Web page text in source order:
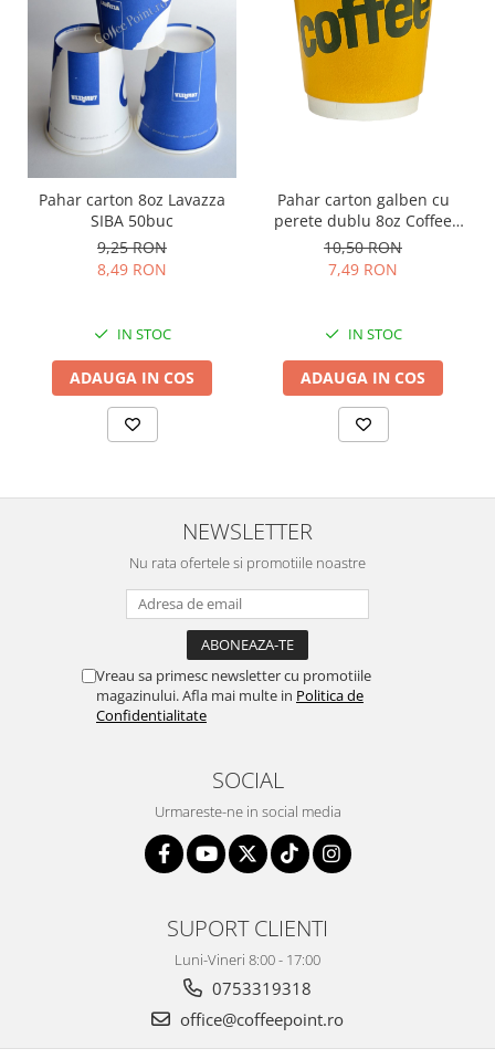
Pahar carton 8oz Lavazza
SIBA 50buc
9,25 RON
8,49 RON
IN STOC
ADAUGA IN COS
Pahar carton galben cu
perete dublu 8oz Coffee
25buc
10,50 RON
7,49 RON
IN STOC
ADAUGA IN COS
NEWSLETTER
Nu rata ofertele si promotiile noastre
Vreau sa primesc newsletter cu promotiile
magazinului. Afla mai multe in Politica de
Confidentialitate
SOCIAL
Urmareste-ne in social media
SUPORT CLIENTI
Luni-Vineri 8:00 - 17:00
0753319318
office@coffeepoint.ro